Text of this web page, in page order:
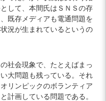
して、本間氏はＳＮＳの存
既存メディアも電通問題を
況が生まれているというの
社会現象で、たとえばまっ
大問題も残っている。それ
リンピックのボランティア
計画している問題である。